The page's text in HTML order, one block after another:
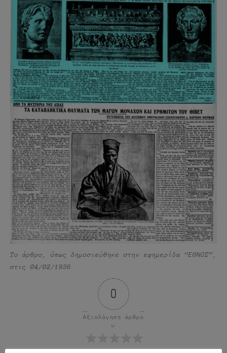
Το άρθρο, όπως δημοσιεύθηκε στην εφημερίδα “ΕΘΝΟΣ”,
στις 04/02/1936
0
Αξιολόγηση άρθρο
υ